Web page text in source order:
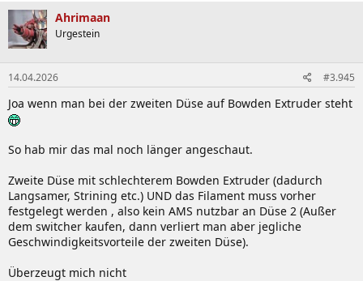
Ahrimaan
Urgestein
14.04.2026 #3.945
Joa wenn man bei der zweiten Düse auf Bowden Extruder steht
So hab mir das mal noch länger angeschaut.
Zweite Düse mit schlechterem Bowden Extruder (dadurch
Langsamer, Strining etc.) UND das Filament muss vorher
festgelegt werden , also kein AMS nutzbar an Düse 2 (Außer
dem switcher kaufen, dann verliert man aber jegliche
Geschwindigkeitsvorteile der zweiten Düse).
Überzeugt mich nicht